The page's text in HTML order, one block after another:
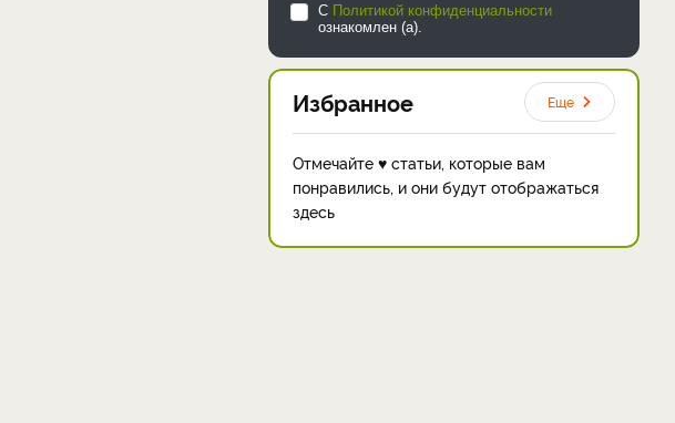
С Политикой конфиденциальности
ознакомлен (а).
Избранное Еще
Отмечайте ♥ статьи, которые вам
понравились, и они будут отображаться
здесь